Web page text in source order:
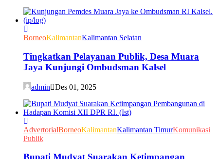
BorneoKalimantanKalimantan Selatan
Tingkatkan Pelayanan Publik, Desa Muara
Jaya Kunjungi Ombudsman Kalsel
admin Des 01, 2025
AdvertorialBorneoKalimantanKalimantan TimurKomunikasi
Publik